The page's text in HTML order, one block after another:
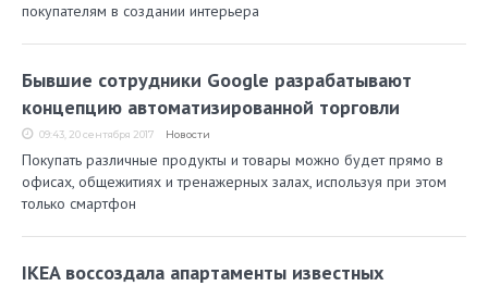
покупателям в создании интерьера
Бывшие сотрудники Google разрабатывают
концепцию автоматизированной торговли
09:43, 20 сентября 2017 Новости
Покупать различные продукты и товары можно будет прямо в
офисах, общежитиях и тренажерных залах, используя при этом
только смартфон
IKEA воссоздала апартаменты известных